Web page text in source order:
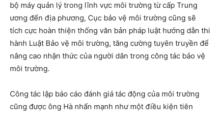
bộ máy quản lý trong lĩnh vực môi trường từ cấp Trung
ương đến địa phương, Cục bảo vệ môi trường cũng sẽ
tích cực hoàn thiện thống văn bản pháp luật hướng dẫn thi
hành Luật Bảo vệ môi trường, tăng cường tuyên truyền để
nâng cao nhận thức của người dân trong công tác bảo vệ
môi trường.
Công tác lập báo cáo đánh giá tác động của môi trường
cũng được ông Hà nhấn mạnh như một điều kiện tiên